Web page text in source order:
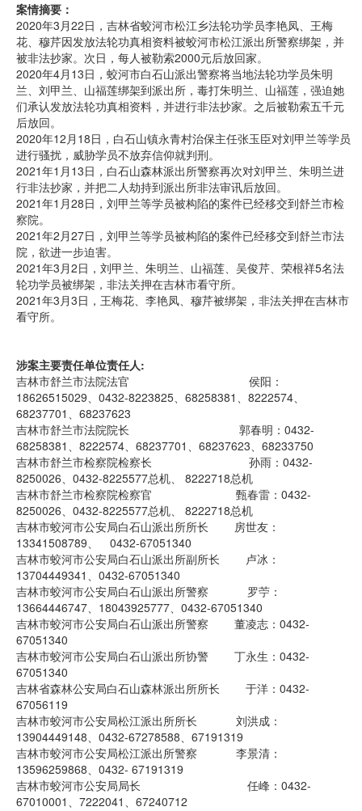
案情摘要：
2020年3月22日，吉林省蛟河市松江乡法轮功学员李艳凤、王梅
花、穆芹因发放法轮功真相资料被蛟河市松江派出所警察绑架，并
被非法抄家。次日，每人被勒索2000元后放回家。
2020年4月13日，蛟河市白石山派出警察将当地法轮功学员朱明
兰、刘甲兰、山福莲绑架到派出所，毒打朱明兰、山福莲，强迫她
们承认发放法轮功真相资料，并进行非法抄家。之后被勒索五千元
后放回。
2020年12月18日，白石山镇永青村治保主任张玉臣对刘甲兰等学员
进行骚扰，威胁学员不放弃信仰就判刑。
2021年1月13日，白石山森林派出所警察再次对刘甲兰、朱明兰进
行非法抄家，并把二人劫持到派出所非法审讯后放回。
2021年1月28日，刘甲兰等学员被构陷的案件已经移交到舒兰市检
察院。
2021年2月27日，刘甲兰等学员被构陷的案件已经移交到舒兰市法
院，欲进一步迫害。
2021年3月2日，刘甲兰、朱明兰、山福莲、吴俊芹、荣根祥5名法
轮功学员被绑架，非法关押在吉林市看守所。
2021年3月3日，王梅花、李艳凤、穆芹被绑架，非法关押在吉林市
看守所。
涉案主要责任单位责任人:
吉林市舒兰市法院法官 侯阳：
18626515029、0432-8223825、68258381、8222574、
68237701、68237623
吉林市舒兰市法院院长 郭春明：0432-
68258381、8222574、68237701、68237623、68233750
吉林市舒兰市检察院检察长 孙雨：0432-
8250026、0432-8225577总机、 8222718总机
吉林市舒兰市检察院检察官 甄春雷：0432-
8250026、0432-8225577总机、 8222718总机
吉林市蛟河市公安局白石山派出所所长 房世友：
13341508789、 0432-67051340
吉林市蛟河市公安局白石山派出所副所长 卢冰：
13704449341、0432-67051340
吉林市蛟河市公安局白石山派出所警察 罗苧：
13664446747、18043925777、0432-67051340
吉林市蛟河市公安局白石山派出所警察 董凌志：0432-
67051340
吉林市蛟河市公安局白石山派出所协警 丁永生：0432-
67051340
吉林省森林公安局白石山森林派出所所长 于洋：0432-
67056119
吉林市蛟河市公安局松江派出所所长 刘洪成：
13904449148、0432-67278588、67191319
吉林市蛟河市公安局松江派出所警察 李景清：
13596259868、0432- 67191319
吉林市蛟河市公安局局长 任峰：0432-
67010001、7222041、67240712